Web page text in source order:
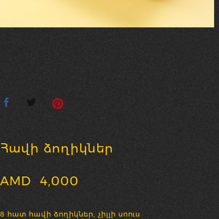
Հավի ձողիկներ
AMD 4,000
8 հատ հավի ձողիկներ, չիլլի սոուս